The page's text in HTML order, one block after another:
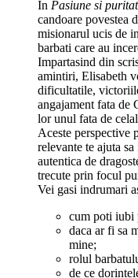
In Pasiune si
candoare povestea
misionarul ucis de
barbati care au
Impartasind din
amintiri, Elisabeth
dificultatile,
angajament fata de
lor unul fata de
Aceste perspective
relevante te ajuta
autentica de
trecute prin focul
Vei gasi indrumari
cum poti iubi
daca ar fi sa
mine;
rolul
de ce